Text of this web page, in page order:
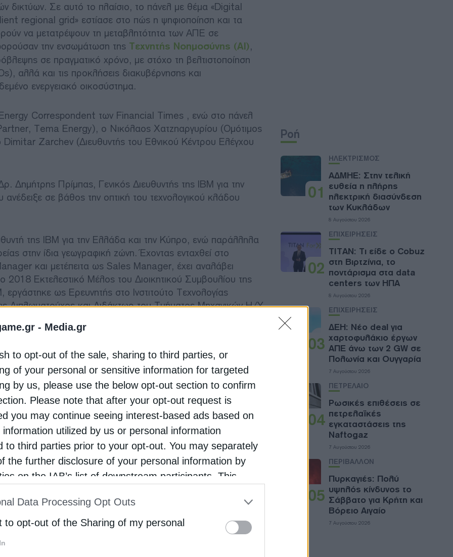
- Media.gr
to opt-out of the sale, sharing to third parties, or
of your personal or sensitive information for targeted
by us, please use the below opt-out section to confirm
Please note that after your opt-out request is
you may continue seeing interest-based ads based on
information utilized by us or personal information
to third parties prior to your opt-out. You may separately
the further disclosure of your personal information by
on the IAB’s list of downstream participants. This
of Downstream Participantsthat may further disclose it to
parties.
Data Processing Opt Outs
to opt-out of the Sharing of my personal
δικτύων. Σε αυτό το πλαίσιο, το πάνελ με θέμα «Digital
regional grid» εστίασε στο πώς η ψηφιοποίηση και τα
να μετατρέψουν τη μεταβλητότητα των ΑΠΕ σε
την ενσωμάτωση της Τεχνητής Νοημοσύνης (AI),
σε πραγματικό χρόνο, με στόχο τη βελτιστοποίηση
αλλά και τις προκλήσεις διακυβέρνησης και
ενεργειακό οικοσύστημα.
Correspondent των Financial Times , ενώ στο πάνελ
Tema Energy), ο Νικόλαος Χατζηαργυρίου (Ομότιμος
Zarchev (Διευθυντής του Εθνικού Κέντρου Ελέγχου
Δημήτρης Πρίμπας, Γενικός Διευθυντής της IBM για την
σε βάθος την οπτική του τεχνολογικού κλάδου
της IBM για την Ελλάδα και την Κύπρο, ενώ παράλληλα
στην ίδια γεωγραφική ζώνη. Έχοντας ενταχθεί στο
και μετέπειτα ως Sales Manager, έχει αναλάβει
2018 Εκτελεστικό Μέλος του Διοικητικού Συμβουλίου της
ως Ερευνητής στο Ινστιτούτο Τεχνολογίας
Διπλωματούχος και Διδάκτωρ του Τμήματος Μηχανικών Η/Υ
εκτενή εμπειρία στην υλοποίηση μεγάλων έργων
τομείς των Χρηματοοικονομικών Υπηρεσιών και της
σωτήρας
ότι ο ρόλος του τεχνολογικού τομέα στο
αφενός η ανάπτυξη της Τεχνητής Νοημοσύνης
ενέργεια. Αφετέρου ωστόσο, η ψηφιοποίηση και οι
βοηθώντας τους Διαχειριστές (TSOs, DSOs) και τους
αυτή την αυξημένη ζήτηση.
έντονης ψηφιοποίησης στον τομέα της μεταφοράς και
περιβάλλον για την υλοποίηση μεγάλων
ψηφιακού μετασχηματισμού των δικτύων, ανέδειξε τρεις
υλοποιήσεις:
Ροή
01
ΗΛΕΚΤΡΙΣΜΟΣ
ΑΔΜΗΕ: Στην τελική
ευθεία η πλήρης
ηλεκτρική διασύνδεση
των Κυκλάδων
8 Αυγούστου 2026
02
ΕΠΙΧΕΙΡΗΣΕΙΣ
ΤΙΤΑΝ: Τι είδε ο Cobuz
στη Βιρτζίνια, το
ποντάρισμα στα data
centers των ΗΠΑ
8 Αυγούστου 2026
03
ΕΠΙΧΕΙΡΗΣΕΙΣ
ΔΕΗ: Νέο deal για
χαρτοφυλάκιο έργων
ΑΠΕ άνω των 2 GW σε
Πολωνία και Ουγγαρία
7 Αυγούστου 2026
04
ΠΕΤΡΕΛΑΙΟ
Ρωσικές επιθέσεις σε
πετρελαϊκές
εγκαταστάσεις της
Naftogaz
7 Αυγούστου 2026
05
ΠΕΡΙΒΑΛΛΟΝ
Πυρκαγιές: Πολύ
υψηλός κίνδυνος το
Σάββατο για Κρήτη και
Βόρειο Αιγαίο
7 Αυγούστου 2026